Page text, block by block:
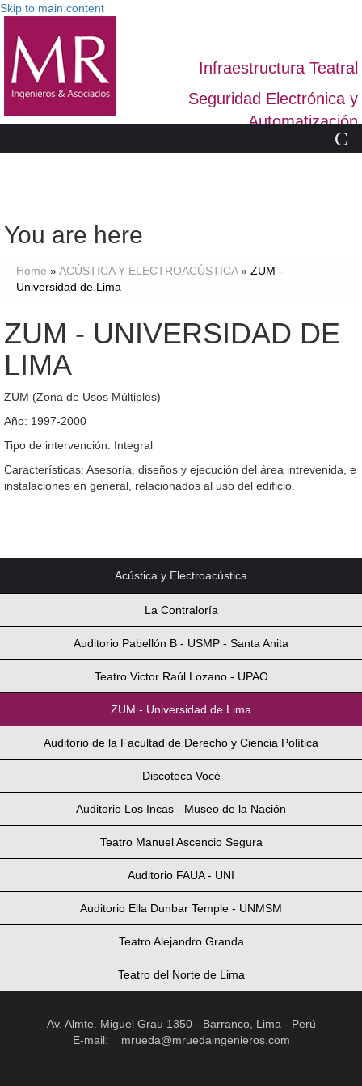
Skip to main content
Infraestructura Teatral
Seguridad Electrónica y
Automatización
C
You are here
Home »ACÚSTICA Y ELECTROACÚSTICA» ZUM -
Universidad de Lima
ZUM - UNIVERSIDAD DE
LIMA
ZUM (Zona de Usos Múltiples)
Año: 1997-2000
Tipo de intervención: Integral
Características: Asesoría, diseños y ejecución del área intrevenida, e
instalaciones en general, relacionados al uso del edificio.
Acústica y Electroacústica
La Contraloría
Auditorio Pabellón B - USMP - Santa Anita
Teatro Victor Raúl Lozano - UPAO
ZUM - Universidad de Lima
Auditorio de la Facultad de Derecho y Ciencia Política
Discoteca Vocé
Auditorio Los Incas - Museo de la Nación
Teatro Manuel Ascencio Segura
Auditorio FAUA - UNI
Auditorio Ella Dunbar Temple - UNMSM
Teatro Alejandro Granda
Teatro del Norte de Lima
Av. Almte. Miguel Grau 1350 - Barranco, Lima - Perú
E-mail: mrueda@mruedaingenieros.com